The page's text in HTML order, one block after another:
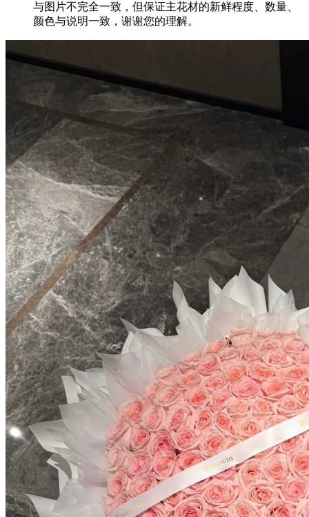
与图片不完全一致，但保证主花材的新鲜程度、数量、
颜色与说明一致，谢谢您的理解。